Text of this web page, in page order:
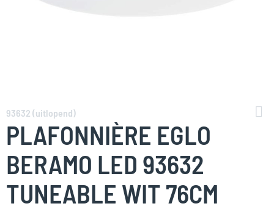
naar
het
begin
van
de
afbeeldingen-
gallerij
93632 (uitlopend)
PLAFONNIÈRE EGLO
BERAMO LED 93632
TUNEABLE WIT 76CM